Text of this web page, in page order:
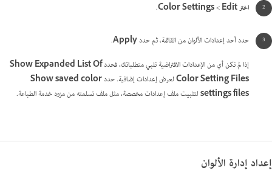
اختر Edit >‏
Color Settings
.
حدد أحد إعدادات الألوان من القائمة، ثم حددApply
.
إذا لم تكن أي من الإعدادات الافتراضية تلبي متطلباتك، فحددShow Expanded List Of
Color Setting Filesلعرض إعدادات إضافية. حددShow saved color
settings filesلتثبيت ملف إعدادات مخصصة، مثل ملف تسلمته من مزود خدمة الطباعة.
إعداد إدارة الألوان